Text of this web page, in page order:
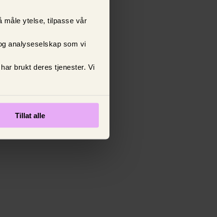
måle ytelse, tilpasse vår
analyseselskap som vi
brukt deres tjenester. Vi
Tillat alle